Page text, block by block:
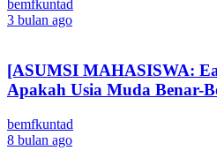
bemfkuntad
3 bulan ago
[ASUMSI MAHASISWA:
Apakah Usia Muda Benar-
bemfkuntad
8 bulan ago